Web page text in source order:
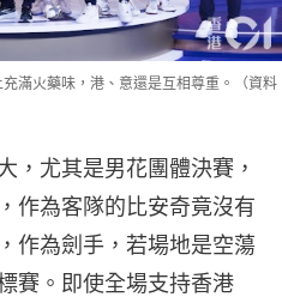
滿火藥味，港、意還是互相尊重。（資料
，尤其是男花團體決賽，
作為客隊的比安奇竟沒有
作為劍手，若場地是空蕩
賽。即使全場支持香港